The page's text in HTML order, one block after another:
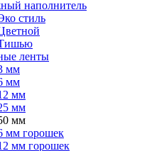
наполнитель
стиль
ленты
мм
мм
мм
мм
мм
мм горошек
мм горошек